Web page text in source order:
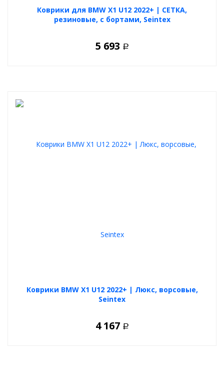
Коврики для BMW X1 U12 2022+ | СЕТКА,
резиновые, с бортами, Seintex
5 693 Р
Коврики BMW X1 U12 2022+ | Люкс, ворсовые,
Seintex
4 167 Р